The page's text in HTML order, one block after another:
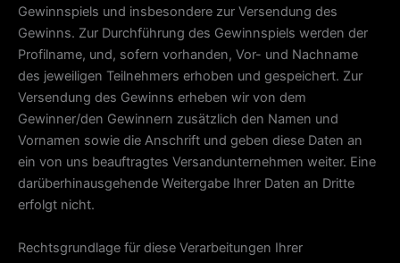
Gewinnspiels und insbesondere zur Versendung des
Gewinns. Zur Durchführung des Gewinnspiels werden der
Profilname, und, sofern vorhanden, Vor- und Nachname
des jeweiligen Teilnehmers erhoben und gespeichert. Zur
Versendung des Gewinns erheben wir von dem
Gewinner/den Gewinnern zusätzlich den Namen und
Vornamen sowie die Anschrift und geben diese Daten an
ein von uns beauftragtes Versandunternehmen weiter. Eine
darüberhinausgehende Weitergabe Ihrer Daten an Dritte
erfolgt nicht.
Rechtsgrundlage für diese Verarbeitungen Ihrer